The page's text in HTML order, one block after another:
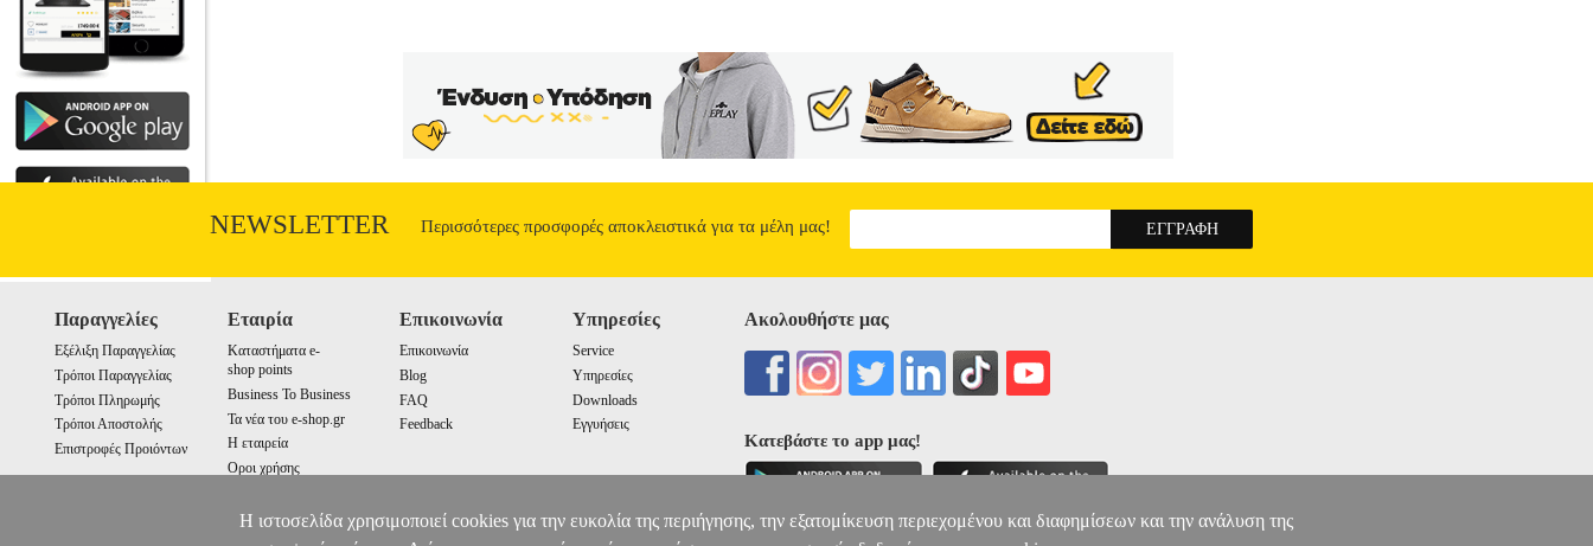
NEWSLETTER Περισσότερες προσφορές αποκλειστικά για τα μέλη μας!
Παραγγελίες
Εξέλιξη Παραγγελίας
Τρόποι Παραγγελίας
Τρόποι Πληρωμής
Τρόποι Αποστολής
Επιστροφές Προιόντων
Εταιρία
Καταστήματα e-
shop points
Business To Business
Τα νέα του e-shop.gr
Η εταιρεία
Οροι χρήσης
Επικοινωνία
Επικοινωνία
Blog
FAQ
Feedback
Υπηρεσίες
Service
Υπηρεσίες
Downloads
Εγγυήσεις
Ακολουθήστε μας
Κατεβάστε το app μας!
Η ιστοσελίδα χρησιμοποιεί cookies για την ευκολία της περιήγησης, την εξατομίκευση περιεχομένου και διαφημίσεων και την ανάλυση της